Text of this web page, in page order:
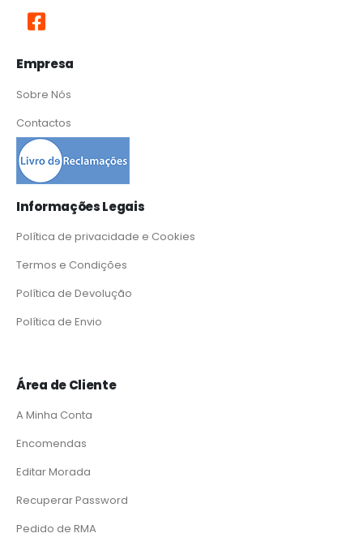
Empresa
Sobre Nós
Contactos
Informações Legais
Política de privacidade e Cookies
Termos e Condições
Política de Devolução
Política de Envio
Área de Cliente
A Minha Conta
Encomendas
Editar Morada
Recuperar Password
Pedido de RMA